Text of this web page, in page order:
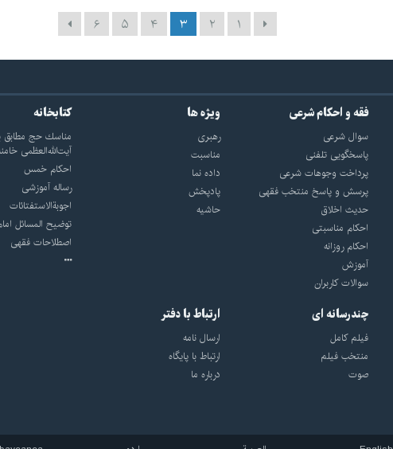
۱ ۲ ۳ ۴ ۵ ۶
فقه و احکام شرعی
سوال شرعی
پاسخگویی تلفنی
پرداخت وجوهات شرعی
پرسش و پاسخ منتخب فقهی
حدیث اخلاق
احکام مناسبتی
احکام روزانه
آموزش
سوالات کاربران
ویژه ها
رهبری
مناسبت
داده نما
پادپخش
حاشیه
کتابخانه
مناسك حج مطابق
آيت‌الله‌العظمى
احکام خمس
رساله آموزشی
اجوبة‌الاستفتائات
توضيح المسائل
اصطلاحات فقهى
چندرسانه ای
فیلم کامل
منتخب فیلم
صوت
ارتباط با دفتر
ارسال نامه
ارتباط با پایگاه
درباره ما